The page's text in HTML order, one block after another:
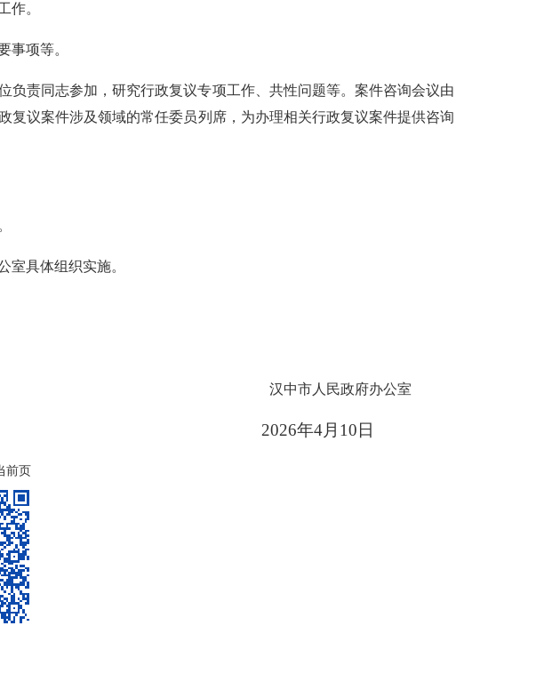
作。
事项等。
负责同志参加，研究行政复议专项工作、共性问题等。 案件咨询会议由
议案件涉及领域的常任委员列席，为办理相关行政复议案件提供咨询
室具体组织实施。
汉中市人民政府办公室
2026年4月 10 日
前页